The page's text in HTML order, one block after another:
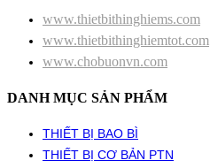
www.thietbithinghiems.com
www.thietbithinghiemtot.com
www.chobuonvn.com
DANH MỤC SẢN PHẨM
THIẾT BỊ BAO BÌ
THIẾT BỊ CƠ BẢN PTN